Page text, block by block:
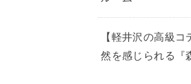
【軽井沢の高級
然を感じられる『